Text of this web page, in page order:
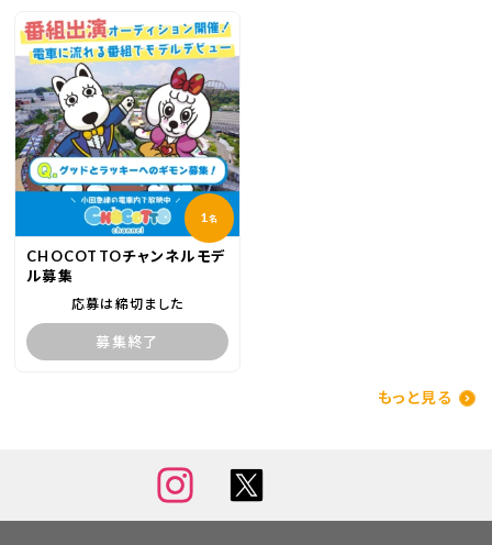
1名
CHOCOTTOチャンネルモデ
ル募集
応募は締切ました
募集終了
もっと見る